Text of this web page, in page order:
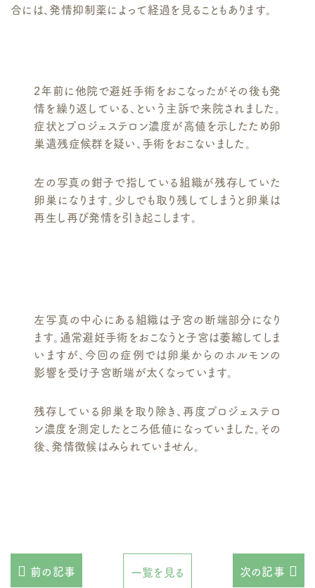
合には、発情抑制薬によって経過を見ることもあります。
2年前に他院で避妊手術をおこなったがその後も発
情を繰り返している、という主訴で来院されました。
症状とプロジェステロン濃度が高値を示したため卵
巣遺残症候群を疑い、手術をおこないました。
左の写真の鉗子で指している組織が残存していた
卵巣になります。少しでも取り残してしまうと卵巣は
再生し再び発情を引き起こします。
左写真の中心にある組織は子宮の断端部分になり
ます。通常避妊手術をおこなうと子宮は萎縮してしま
いますが、今回の症例では卵巣からのホルモンの
影響を受け子宮断端が太くなっています。
残存している卵巣を取り除き、再度プロジェステロ
ン濃度を測定したところ低値になっていました。その
後、発情徴候はみられていません。
前の記事 一覧を見る 次の記事